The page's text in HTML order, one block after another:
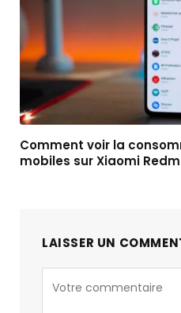
Comment voir la
mobiles sur Xiaomi
LAISSER UN